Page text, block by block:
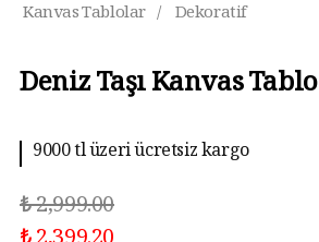
Kanvas Tablolar / Dekoratif
Deniz Taşı Kanvas Tablo
9000 tl üzeri ücretsiz kargo
₺ 2,999.00